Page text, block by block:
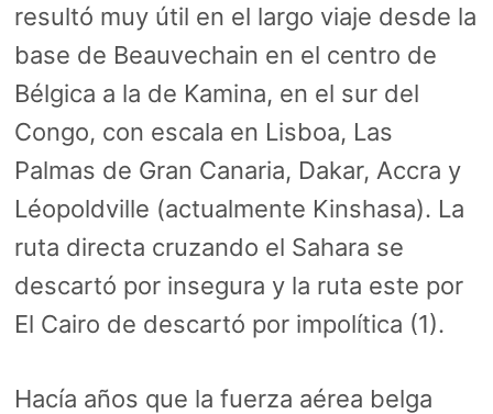
resultó muy útil en el largo viaje desde la
base de Beauvechain en el centro de
Bélgica a la de Kamina, en el sur del
Congo, con escala en Lisboa, Las
Palmas de Gran Canaria, Dakar, Accra y
Léopoldville (actualmente Kinshasa). La
ruta directa cruzando el Sahara se
descartó por insegura y la ruta este por
El Cairo de descartó por impolítica (1).
Hacía años que la fuerza aérea belga